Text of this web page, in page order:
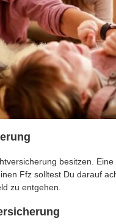
besitzen.
Ffz solltest Du darauf
zu entgehen.